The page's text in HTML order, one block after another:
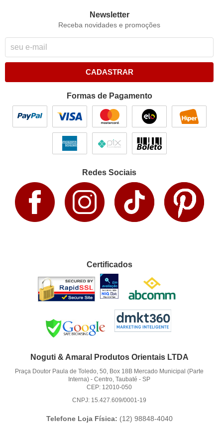
Newsletter
Receba novidades e promoções
CADASTRAR
Formas de Pagamento
Redes Sociais
Certificados
Noguti & Amaral Produtos Orientais LTDA
Praça Doutor Paula de Toledo, 50, Box 18B Mercado Municipal (Parte
Interna) -Centro, Taubaté -SP
CEP: 12010-050
CNPJ: 15.427.609/0001-19
Telefone Loja Física: (12) 98848-4040